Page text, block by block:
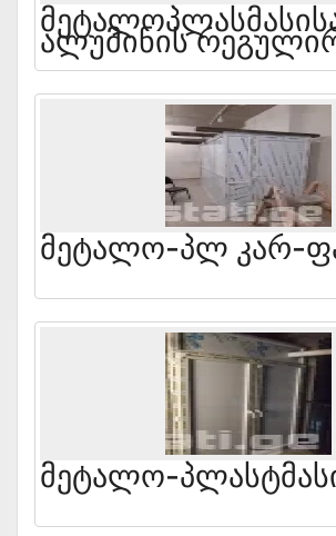
Ალუმინის
Მეტალო-Პლ Კარ-
Მეტალო-